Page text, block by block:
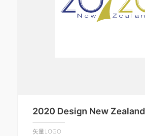
2020 Design New Zealand
矢量LOGO